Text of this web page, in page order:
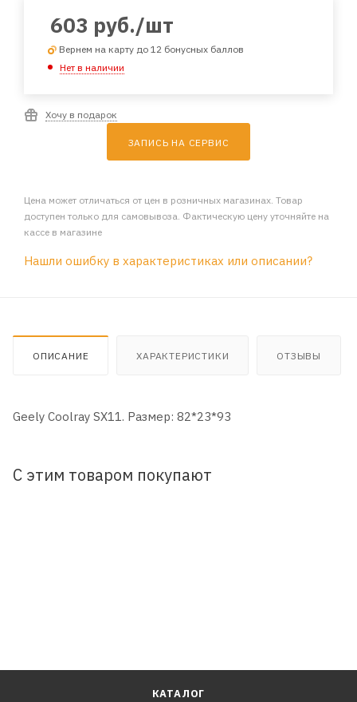
603 руб./шт
Вернем на карту до 12 бонусных баллов
Нет в наличии
Хочу в подарок
ЗАПИСЬ НА СЕРВИС
Цена может отличаться от цен в розничных магазинах. Товар
доступен только для самовывоза. Фактическую цену уточняйте на
кассе в магазине
Нашли ошибку в характеристиках или описании?
ОПИСАНИЕ ХАРАКТЕРИСТИКИ ОТЗЫВЫ
Geely Coolray SX11. Размер: 82*23*93
С этим товаром покупают
КАТАЛОГ